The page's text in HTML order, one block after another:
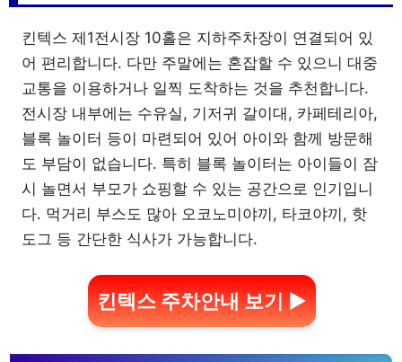
킨텍스 제1전시장 10홀은 지하주차장이 연결되어 있
어 편리합니다. 다만 주말에는 혼잡할 수 있으니 대중
교통을 이용하거나 일찍 도착하는 것을 추천합니다.
전시장 내부에는 수유실, 기저귀 갈이대, 카페테리아,
블록 놀이터 등이 마련되어 있어 아이와 함께 방문해
도 부담이 없습니다. 특히 블록 놀이터는 아이들이 잠
시 놀면서 부모가 쇼핑할 수 있는 공간으로 인기입니
다. 먹거리 부스도 많아 오코노미야끼, 타코야끼, 핫
도그 등 간단한 식사가 가능합니다.
킨텍스 주차안내 보기 ▶